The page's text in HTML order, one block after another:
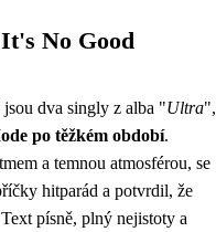
No Good
dva singly z alba "Ultra",
po těžkém období.
a temnou atmosférou, se
hitparád a potvrdil, že
písně, plný nejistoty a